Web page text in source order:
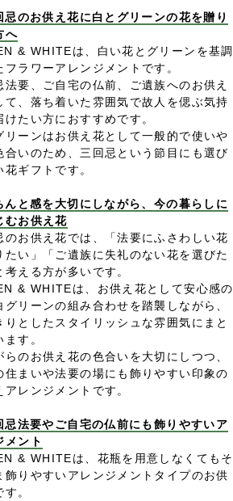
忌のお供え花に白とグリーンの花を贈り
へ
& WHITEは、白い花とグリーンを基調
フラワーアレンジメントです。
法要、ご自宅の仏前、ご遺族へのお供え
て、落ち着いた雰囲気で故人を偲ぶ気持
けたい方におすすめです。
リーンはお供え花として一般的で使いや
合いのため、三回忌という節目にも選び
花ギフトです。
んと感を大切にしながら、今の暮らしに
むお供え花
のお供え花では、「法要にふさわしい花
たい」「ご遺族に失礼のない花を選びた
考える方が多いです。
& WHITEは、お供え花として安心感の
グリーンの組み合わせを踏襲しながら、
りとしたスタイリッシュな雰囲気にまと
す。
らのお供え花の色合いを大切にしつつ、
住まいや法要の場にも飾りやすい印象の
アレンジメントです。
忌法要やご自宅の仏前にも飾りやすいア
メント
& WHITEは、花瓶を用意しなくてもそ
飾りやすいアレンジメントタイプのお供
す。